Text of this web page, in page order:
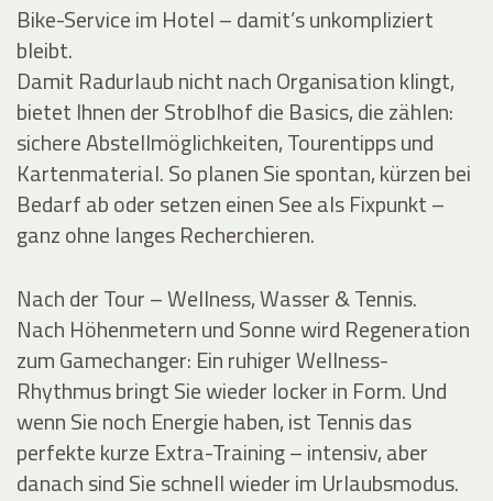
Bike-Service im Hotel – damit’s unkompliziert
bleibt.
Damit Radurlaub nicht nach Organisation klingt,
bietet Ihnen der Stroblhof die Basics, die zählen:
sichere Abstellmöglichkeiten, Tourentipps und
Kartenmaterial. So planen Sie spontan, kürzen bei
Bedarf ab oder setzen einen See als Fixpunkt –
ganz ohne langes Recherchieren.
Nach der Tour – Wellness, Wasser & Tennis.
Nach Höhenmetern und Sonne wird Regeneration
zum Gamechanger: Ein ruhiger Wellness-
Rhythmus bringt Sie wieder locker in Form. Und
wenn Sie noch Energie haben, ist Tennis das
perfekte kurze Extra-Training – intensiv, aber
danach sind Sie schnell wieder im Urlaubsmodus.